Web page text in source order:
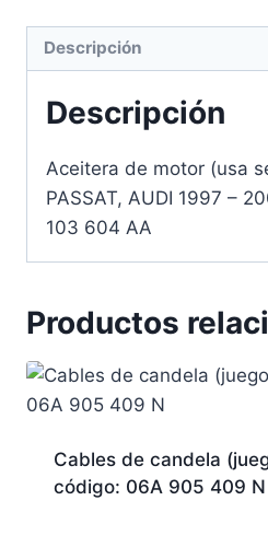
Descripción
Descripción
Aceitera de motor (usa
PASSAT, AUDI 1997 –
103 604 AA
Productos
Cables de candela
código: 06A 905 409 N